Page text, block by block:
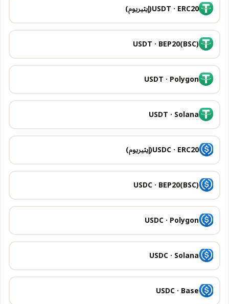
USDT · ERC20(إيثيريوم)
USDT · BEP20(BSC)
USDT · Polygon
USDT · Solana
USDC · ERC20(إيثيريوم)
USDC · BEP20(BSC)
USDC · Polygon
USDC · Solana
USDC · Base